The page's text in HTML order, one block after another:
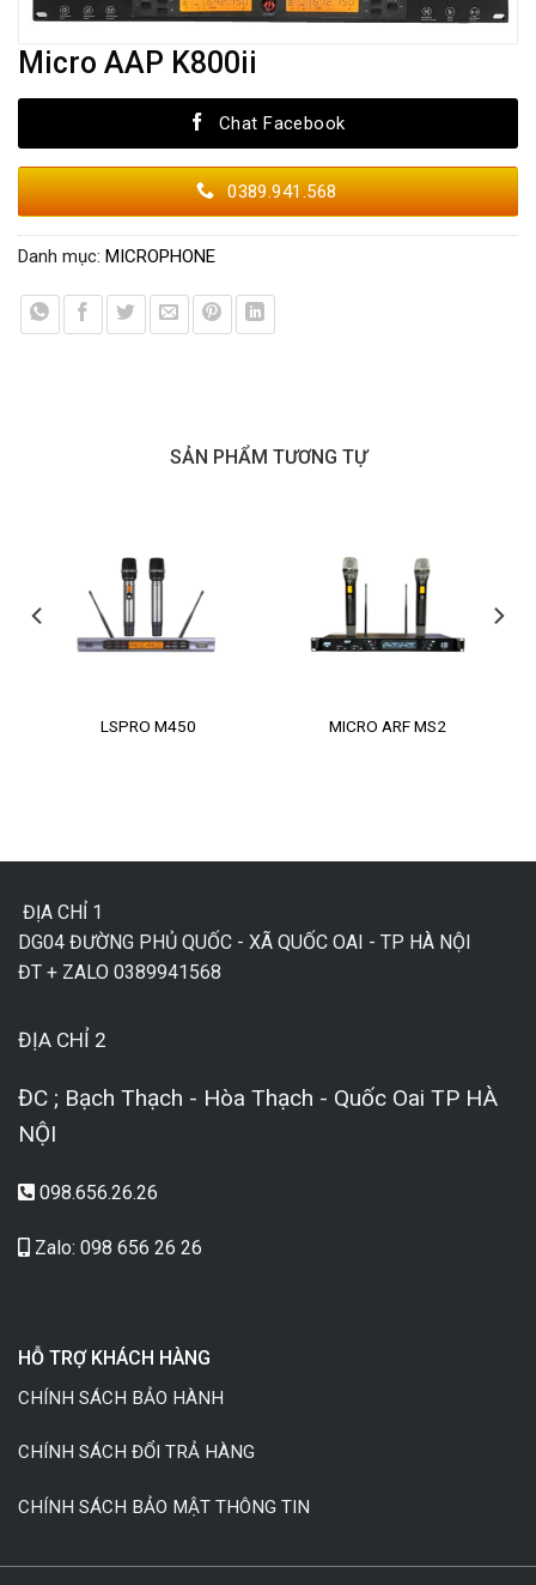
Micro AAP K800ii
Chat Facebook
0389.941.568
Danh mục: MICROPHONE
SẢN PHẨM TƯƠNG TỰ
LSPRO M450 MICRO ARF MS2
ĐỊA CHỈ 1
DG04 ĐƯỜNG PHỦ QUỐC - XÃ QUỐC OAI - TP HÀ NỘI
ĐT + ZALO 0389941568
ĐỊA CHỈ 2
ĐC ; Bạch Thạch - Hòa Thạch - Quốc Oai TP HÀ
NỘI
098.656.26.26
Zalo: 098 656 26 26
HỖ TRỢ KHÁCH HÀNG
CHÍNH SÁCH BẢO HÀNH
CHÍNH SÁCH ĐỔI TRẢ HÀNG
CHÍNH SÁCH BẢO MẬT THÔNG TIN